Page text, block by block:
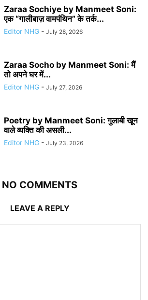
Zaraa Sochiye by Manmeet Soni:
एक “गालीबाज़ वामपंथिन” के तर्क...
Editor NHG - July 28, 2026
Zaraa Socho by Manmeet Soni: मैं
तो अपने घर में...
Editor NHG - July 27, 2026
Poetry by Manmeet Soni: गुलाबी खून
वाले व्यक्ति की असली...
Editor NHG - July 23, 2026
NO COMMENTS
LEAVE A REPLY